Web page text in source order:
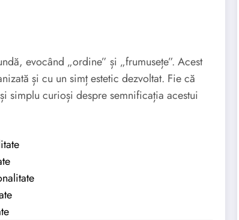
evocând „ordine” și „frumusețe”. Acest
și cu un simț estetic dezvoltat. Fie că
simplu curioși despre semnificația acestui